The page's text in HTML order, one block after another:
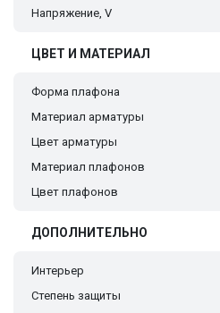
Напряжение, V
ЦВЕТ И МАТЕРИАЛ
Форма плафона
Материал арматуры
Цвет арматуры
Материал плафонов
Цвет плафонов
ДОПОЛНИТЕЛЬНО
Интерьер
Степень защиты